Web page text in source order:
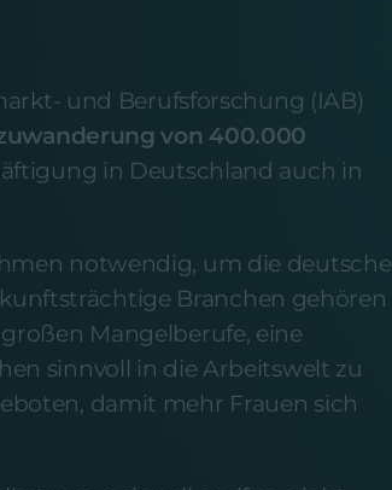
und Berufsforschung (IAB)
von 400.000
in Deutschland auch in
notwendig, um die deutsche
Branchen gehören
Mangelberufe, eine
sinnvoll in die Arbeitswelt zu
damit mehr Frauen sich